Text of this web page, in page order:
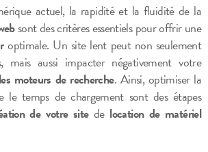
actuel, la rapidité et la fluidité de la
sont des critères essentiels pour offrir une
optimale. Un site lent peut non seulement
mais aussi impacter négativement votre
moteurs de recherche. Ainsi, optimiser la
le temps de chargement sont des étapes
de votre sitede location de matériel